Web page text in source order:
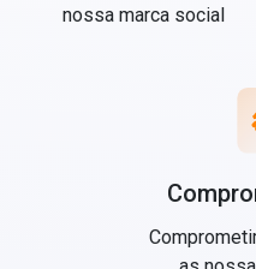
nossa marca social